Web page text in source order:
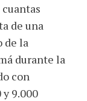
de una
de la
durante la
con
9.000